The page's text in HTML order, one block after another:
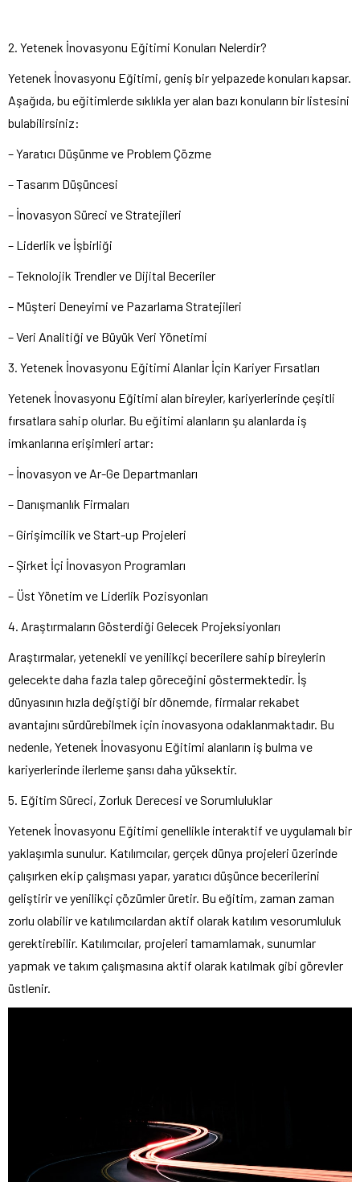
2. Yetenek İnovasyonu Eğitimi Konuları Nelerdir?
Yetenek İnovasyonu Eğitimi, geniş bir yelpazede konuları kapsar.
Aşağıda, bu eğitimlerde sıklıkla yer alan bazı konuların bir listesini
bulabilirsiniz:
– Yaratıcı Düşünme ve Problem Çözme
– Tasarım Düşüncesi
– İnovasyon Süreci ve Stratejileri
– Liderlik ve İşbirliği
– Teknolojik Trendler ve Dijital Beceriler
– Müşteri Deneyimi ve Pazarlama Stratejileri
– Veri Analitiği ve Büyük Veri Yönetimi
3. Yetenek İnovasyonu Eğitimi Alanlar İçin Kariyer Fırsatları
Yetenek İnovasyonu Eğitimi alan bireyler, kariyerlerinde çeşitli
fırsatlara sahip olurlar. Bu eğitimi alanların şu alanlarda iş
imkanlarına erişimleri artar:
– İnovasyon ve Ar-Ge Departmanları
– Danışmanlık Firmaları
– Girişimcilik ve Start-up Projeleri
– Şirket İçi İnovasyon Programları
– Üst Yönetim ve Liderlik Pozisyonları
4. Araştırmaların Gösterdiği Gelecek Projeksiyonları
Araştırmalar, yetenekli ve yenilikçi becerilere sahip bireylerin
gelecekte daha fazla talep göreceğini göstermektedir. İş
dünyasının hızla değiştiği bir dönemde, firmalar rekabet
avantajını sürdürebilmek için inovasyona odaklanmaktadır. Bu
nedenle, Yetenek İnovasyonu Eğitimi alanların iş bulma ve
kariyerlerinde ilerleme şansı daha yüksektir.
5. Eğitim Süreci, Zorluk Derecesi ve Sorumluluklar
Yetenek İnovasyonu Eğitimi genellikle interaktif ve uygulamalı bir
yaklaşımla sunulur. Katılımcılar, gerçek dünya projeleri üzerinde
çalışırken ekip çalışması yapar, yaratıcı düşünce becerilerini
geliştirir ve yenilikçi çözümler üretir. Bu eğitim, zaman zaman
zorlu olabilir ve katılımcılardan aktif olarak katılım vesorumluluk
gerektirebilir. Katılımcılar, projeleri tamamlamak, sunumlar
yapmak ve takım çalışmasına aktif olarak katılmak gibi görevler
üstlenir.